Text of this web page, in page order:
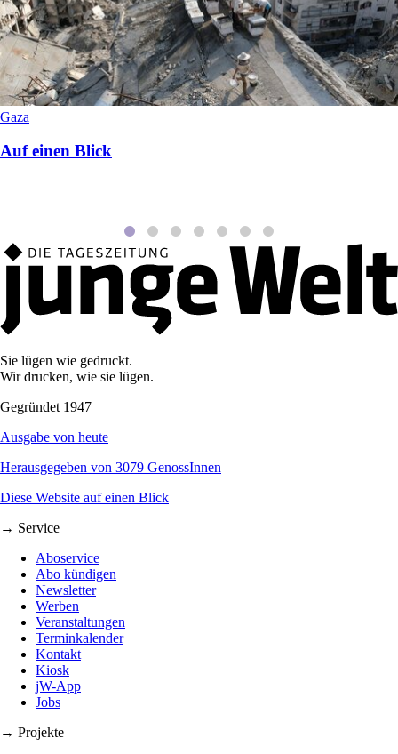
Gaza
Auf einen Blick
Sie lügen wie gedruckt.
Wir drucken, wie sie lügen.
Gegründet 1947
Ausgabe von heute
Herausgegeben von 3079 GenossInnen
Diese Website auf einen Blick
→ Service
Aboservice
Abo kündigen
Newsletter
Werben
Veranstaltungen
Terminkalender
Kontakt
Kiosk
jW-App
Jobs
→ Projekte